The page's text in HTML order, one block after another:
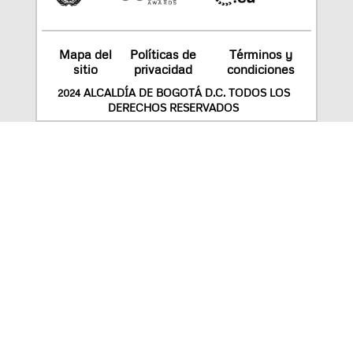
Mapa del
sitio
Políticas de
privacidad
Términos y
condiciones
2024 ALCALDÍA DE BOGOTÁ D.C. TODOS LOS
DERECHOS RESERVADOS